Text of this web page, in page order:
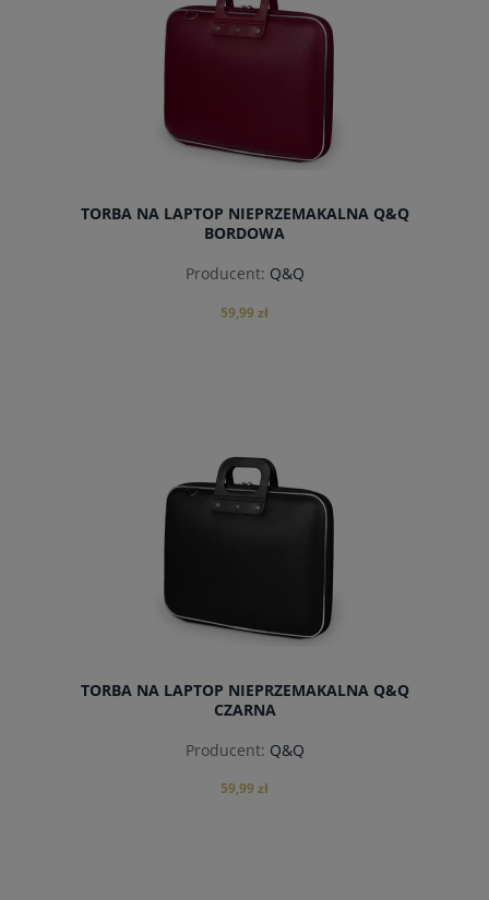
TORBA NA LAPTOP NIEPRZEMAKALNA Q&Q
BORDOWA
Producent: Q&Q
59,99 zł
TORBA NA LAPTOP NIEPRZEMAKALNA Q&Q
CZARNA
Producent: Q&Q
59,99 zł